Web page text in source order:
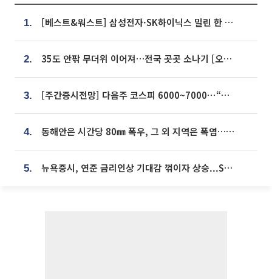
1. [베스트&워스트] 삼성전자·SK하이닉스 밀린 한 주…상상인증권은 85% 급등
2. 35도 안팎 무더위 이어져…전국 곳곳 소나기 [오늘 날씨]
3. [주간증시전망] 다음주 코스피 6000~7000⋯“外人 수급은 정책이 변수”
4. 동해안은 시간당 80㎜ 폭우, 그 외 지역은 폭염…‘극과 극 날씨’
5. 뉴욕증시, 연준 금리인상 기대감 꺾이자 상승...S&P500 사상 최고치 [종합]